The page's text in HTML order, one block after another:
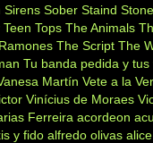
Sirens Sober Staind
Teen Tops The Animals
The Script The
Tu banda pedida y tus
Martín Vete a la
Vinícius de Moraes
Ferreira acordeon
y fido alfredo olivas